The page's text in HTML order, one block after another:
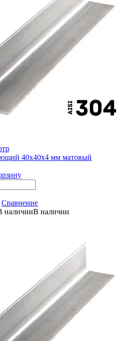
40х40х4 мм матовый
Сравнение
В наличии